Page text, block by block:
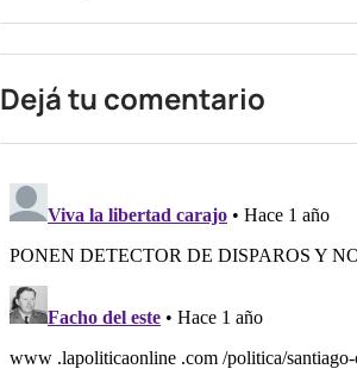
Dejá tu comentario